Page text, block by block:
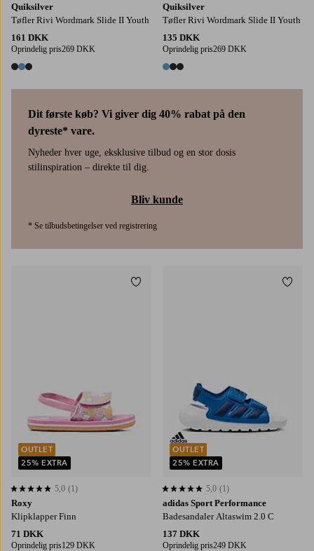
Quiksilver
Tøfler Rivi Wordmark Slide II Youth
161 DKK
Oprindelig pris269 DKK
3 farver
Quiksilver
Tøfler Rivi Wordmark Slide II Youth
135 DKK
Oprindelig pris269 DKK
3 farver
Dit første køb? Vi giver dig 40% rabat på den
dyreste* vare.
Nyheder hver uge, eksklusive tilbud og en stor dosis
stilinspiration – direkte til dig.
Bliv kunde
* Se tilbudsbetingelser ved registrering
Roxy
Klipklapper Finn
71 DKK
Oprindelig pris129 DKK
5,0 baseret på 1 bedømmelser
5,0 (1)
OUTLET
25% EXTRA
Tilføj til favoritter
adidas Sport Performance
Badesandaler Altaswim 2.0 C
137 DKK
Oprindelig pris249 DKK
5,0 baseret på 1 bedømmelser
5,0 (1)
OUTLET
25% EXTRA